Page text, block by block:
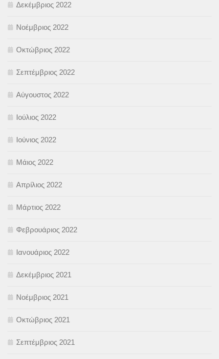
Δεκέμβριος 2022
Νοέμβριος 2022
Οκτώβριος 2022
Σεπτέμβριος 2022
Αύγουστος 2022
Ιούλιος 2022
Ιούνιος 2022
Μάιος 2022
Απρίλιος 2022
Μάρτιος 2022
Φεβρουάριος 2022
Ιανουάριος 2022
Δεκέμβριος 2021
Νοέμβριος 2021
Οκτώβριος 2021
Σεπτέμβριος 2021